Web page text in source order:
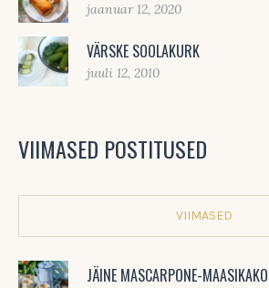
jaanuar 12, 2020
VÄRSKE SOOLAKURK
juuli 12, 2010
VIIMASED POSTITUSED
VIIMASED
JÄINE MASCARPONE-